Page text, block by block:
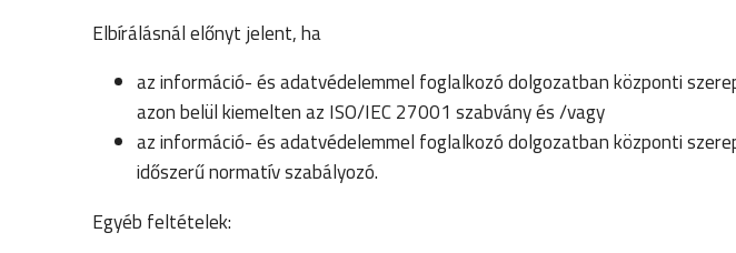
Elbírálásnál előnyt jelent, ha
az információ- és adatvédelemmel foglalkozó dolgozatban központi
azon belül kiemelten az ISO/IEC 27001 szabvány és /vagy
az információ- és adatvédelemmel foglalkozó dolgozatban központi
időszerű normatív szabályozó.
Egyéb feltételek: